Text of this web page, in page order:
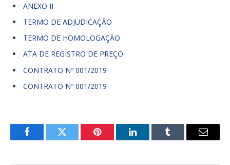
ANEXO II
TERMO DE ADJUDICAÇÃO
TERMO DE HOMOLOGAÇÃO
ATA DE REGISTRO DE PREÇO
CONTRATO Nº 001/2019
CONTRATO Nº 001/2019
FacebookTwitter Pinterest LinkedInTumblr
E-